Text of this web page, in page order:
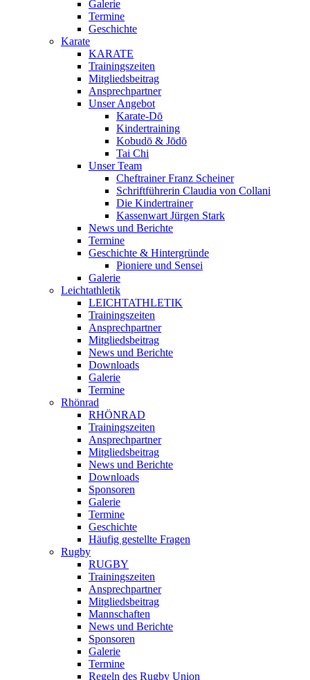
Galerie
Termine
Geschichte
Karate
KARATE
Trainingszeiten
Mitgliedsbeitrag
Ansprechpartner
Unser Angebot
Karate-Dō
Kindertraining
Kobudō & Jōdō
Tai Chi
Unser Team
Cheftrainer Franz Scheiner
Schriftführerin Claudia von Collani
Die Kindertrainer
Kassenwart Jürgen Stark
News und Berichte
Termine
Geschichte & Hintergründe
Pioniere und Sensei
Galerie
Leichtathletik
LEICHTATHLETIK
Trainingszeiten
Ansprechpartner
Mitgliedsbeitrag
News und Berichte
Downloads
Galerie
Termine
Rhönrad
RHÖNRAD
Trainingszeiten
Ansprechpartner
Mitgliedsbeitrag
News und Berichte
Downloads
Sponsoren
Galerie
Termine
Geschichte
Häufig gestellte Fragen
Rugby
RUGBY
Trainingszeiten
Ansprechpartner
Mitgliedsbeitrag
Mannschaften
News und Berichte
Sponsoren
Galerie
Termine
Regeln des Rugby Union